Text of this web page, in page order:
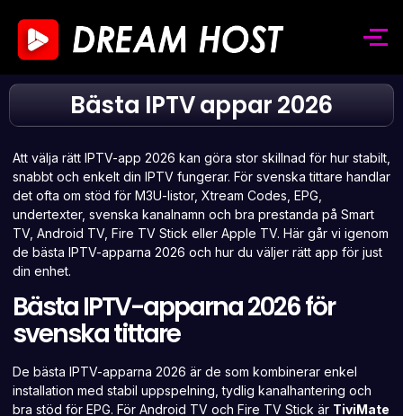
Bästa IPTV appar 2026
Att välja rätt IPTV-app 2026 kan göra stor skillnad för hur stabilt,
snabbt och enkelt din IPTV fungerar. För svenska tittare handlar
det ofta om stöd för M3U-listor, Xtream Codes, EPG,
undertexter, svenska kanalnamn och bra prestanda på Smart
TV, Android TV, Fire TV Stick eller Apple TV. Här går vi igenom
de bästa IPTV-apparna 2026 och hur du väljer rätt app för just
din enhet.
Bästa IPTV-apparna 2026 för
svenska tittare
De bästa IPTV-apparna 2026 är de som kombinerar enkel
installation med stabil uppspelning, tydlig kanalhantering och
bra stöd för EPG. För Android TV och Fire TV Stick är TiviMate